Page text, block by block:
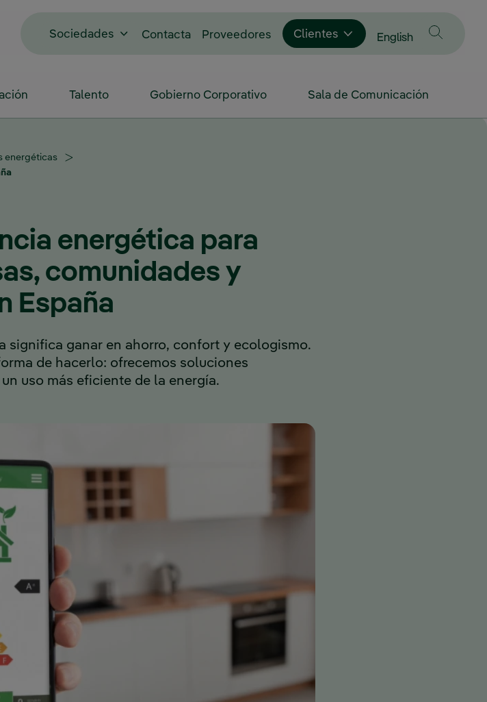
Sociedades Contacta ProveedoresEnlace externo, se abre en ventana
Clientes Cambiar idioma a
English
Talento Gobierno Corporativo Sala de Comunicación
energéticas
energética para
comunidades y
España
significa ganar en ahorro, confort y ecologismo.
de hacerlo: ofrecemos soluciones
uso más eficiente de la energía.